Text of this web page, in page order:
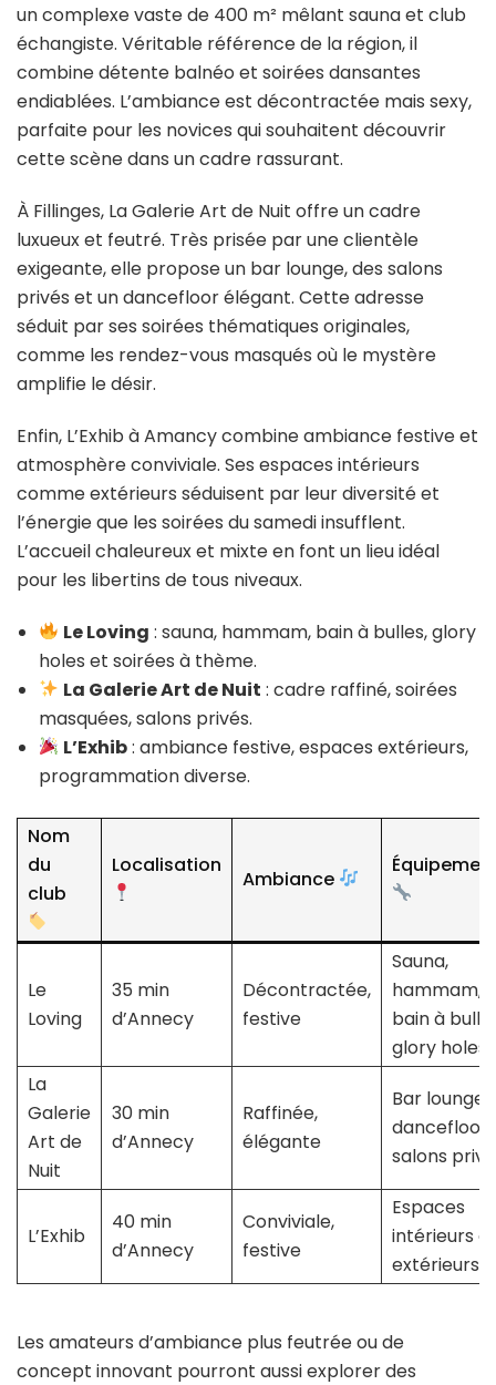
un complexe vaste de 400 m² mêlant sauna et club
échangiste. Véritable référence de la région, il
combine détente balnéo et soirées dansantes
endiablées. L’ambiance est décontractée mais sexy,
parfaite pour les novices qui souhaitent découvrir
cette scène dans un cadre rassurant.
À Fillinges, La Galerie Art de Nuit offre un cadre
luxueux et feutré. Très prisée par une clientèle
exigeante, elle propose un bar lounge, des salons
privés et un dancefloor élégant. Cette adresse
séduit par ses soirées thématiques originales,
comme les rendez-vous masqués où le mystère
amplifie le désir.
Enfin, L’Exhib à Amancy combine ambiance festive et
atmosphère conviviale. Ses espaces intérieurs
comme extérieurs séduisent par leur diversité et
l’énergie que les soirées du samedi insufflent.
L’accueil chaleureux et mixte en font un lieu idéal
pour les libertins de tous niveaux.
Le Loving : sauna, hammam, bain à bulles, glory
holes et soirées à thème.
La Galerie Art de Nuit : cadre raffiné, soirées
masquées, salons privés.
L’Exhib: ambiance festive, espaces extérieurs,
programmation diverse.
Nom
du
club
Localisation
Ambiance
Le
Loving
35 min
d’Annecy
Décontractée,
festive
Sauna,
hammam,
bain à
glory holes
La
Galerie
Art de
Nuit
30 min
d’Annecy
Raffinée,
élégante
Bar lounge,
dancefloor,
salons
L’Exhib
40 min
d’Annecy
Conviviale,
festive
Espaces
intérieurs et
extérieurs
Les amateurs d’ambiance plus feutrée ou de
concept innovant pourront aussi explorer des